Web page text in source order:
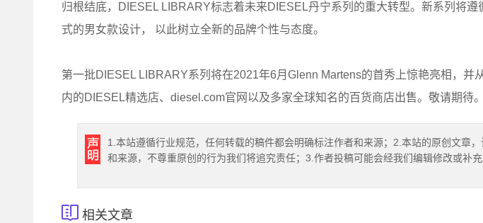
归根结底，DIESEL LIBRARY标志着未来DIESEL丹宁系列的重大转型。新系列将遵
式的男女款设计， 以此树立全新的品牌个性与态度。
第一批DIESEL LIBRARY系列将在2021年6月Glenn Martens的首秀上惊艳亮相，并
内的DIESEL精选店、diesel.com官网以及多家全球知名的百货商店出售。敬请期待。
1.本站遵循行业规范，任何转载的稿件都会明确标注作者和来源；2.本站的原创文章
和来源，不尊重原创的行为我们将追究责任；3.作者投稿可能会经我们编辑修改或补充
相关文章